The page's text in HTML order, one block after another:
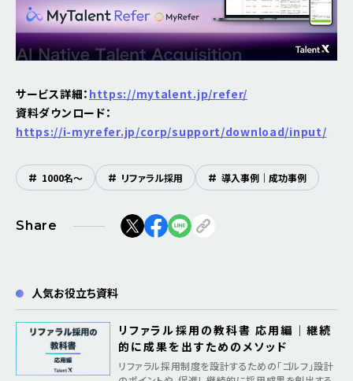
サービス詳細： https://mytalent.jp/refer/
資料ダウンロード：
https://i-myrefer.jp/corp/support/download/input/
# 1000名〜 # リファラル採用 # 導入事例｜成功事例
Share
人気お役立ち資料
リファラル採用の教科書 応用編｜継続
的に成果を出すためのメソッド
リファラル採用制度を設計するための「ゴルフ」設計